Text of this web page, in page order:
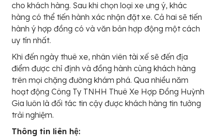
cho khách hàng. Sau khi chọn loại xe ưng ý, khác
hàng có thể tiến hành xác nhận đặt xe. Cả hai sẽ tiến
hành ý hợp đồng có và văn bản hợp động một cách
uy tín nhất.
Khi đến ngày thuê xe, nhân viên tài xế sẽ đến địa
điểm được chỉ định và đồng hành cùng khách hàng
trên mọi chặng đường khám phá. Qua nhiều năm
hoạt động Công Ty TNHH Thuê Xe Hợp Đồng Huỳnh
Gia luôn là đối tác tin cậy được khách hàng tin tưởng
trải nghiệm.
Thông tin liên hệ: